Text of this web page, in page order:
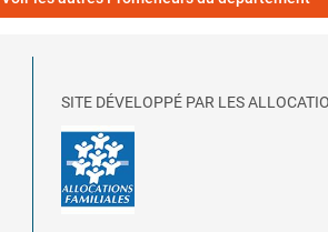
SITE DÉVELOPPÉ PAR LES